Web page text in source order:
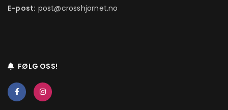
E-post: post@crosshjornet.no
FØLG OSS!